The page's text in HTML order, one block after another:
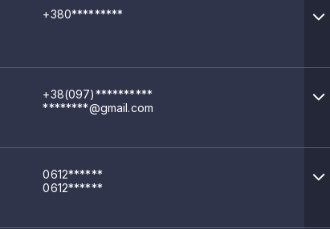
+380*********
+38(097)**********
********@gmail.com
0612******
0612******